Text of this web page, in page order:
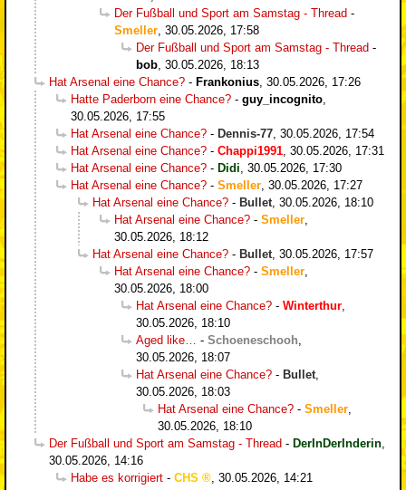
Der Fußball und Sport am Samstag - Thread -
Smeller 30.05.2026, 17:58
Der Fußball und Sport am Samstag - Thread -
bob 30.05.2026, 18:13
Hat Arsenal eine Chance? - Frankonius 30.05.2026, 17:26
Hatte Paderborn eine Chance? - guy_incognito
30.05.2026, 17:55
Hat Arsenal eine Chance? - Dennis-77 30.05.2026, 17:54
Hat Arsenal eine Chance? - Chappi1991 30.05.2026, 17:31
Hat Arsenal eine Chance? - Didi 30.05.2026, 17:30
Hat Arsenal eine Chance? - Smeller 30.05.2026, 17:27
Hat Arsenal eine Chance? - Bullet 30.05.2026, 18:10
Hat Arsenal eine Chance? - Smeller
30.05.2026, 18:12
Hat Arsenal eine Chance? - Bullet 30.05.2026, 17:57
Hat Arsenal eine Chance? - Smeller
30.05.2026, 18:00
Hat Arsenal eine Chance? - Winterthur
30.05.2026, 18:10
Aged like…
- Schoeneschooh
30.05.2026, 18:07
Hat Arsenal eine Chance? - Bullet
30.05.2026, 18:03
Hat Arsenal eine Chance? - Smeller
30.05.2026, 18:10
Der Fußball und Sport am Samstag - Thread - DerInDerInderin
30.05.2026, 14:16
Habe es korrigiert - CHS 30.05.2026, 14:21